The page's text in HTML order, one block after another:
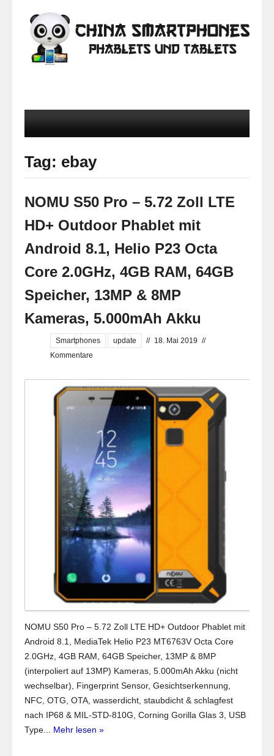
Tag: ebay
NOMU S50 Pro – 5.72 Zoll LTE
HD+ Outdoor Phablet mit
Android 8.1, Helio P23 Octa
Core 2.0GHz, 4GB RAM, 64GB
Speicher, 13MP & 8MP
Kameras, 5.000mAh Akku
Smartphones update // 18. Mai 2019 //
Kommentare
NOMU S50 Pro – 5.72 Zoll LTE HD+ Outdoor Phablet mit
Android 8.1, MediaTek Helio P23 MT6763V Octa Core
2.0GHz, 4GB RAM, 64GB Speicher, 13MP & 8MP
(interpoliert auf 13MP) Kameras, 5.000mAh Akku (nicht
wechselbar), Fingerprint Sensor, Gesichtserkennung,
NFC, OTG, OTA, wasserdicht, staubdicht & schlagfest
nach IP68 & MIL-STD-810G, Corning Gorilla Glas 3, USB
Type... Mehr lesen »